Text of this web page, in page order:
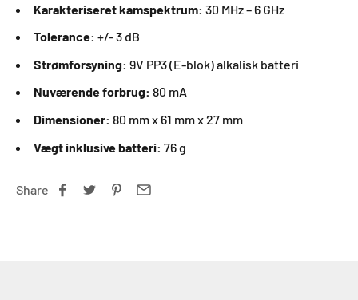
Karakteriseret kamspektrum: 30 MHz – 6 GHz
Tolerance: +/- 3 dB
Strømforsyning: 9V PP3 (E-blok) alkalisk batteri
Nuværende forbrug: 80 mA
Dimensioner: 80 mm x 61 mm x 27 mm
Vægt inklusive batteri: 76 g
Share